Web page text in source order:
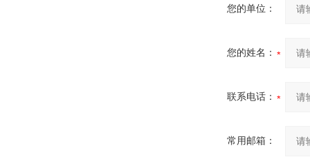
您的单位：
您的姓名：
联系电话：
常用邮箱：